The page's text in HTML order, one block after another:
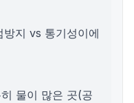
지 vs 통기성이에
물이 많은 곳(공